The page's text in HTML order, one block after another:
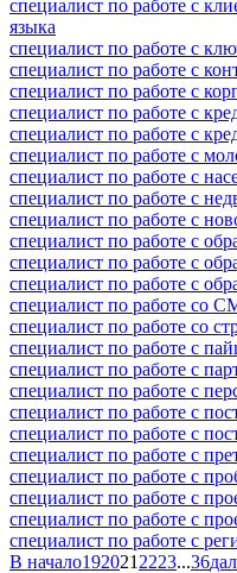
специалист по работе с
языка
специалист по работе с
специалист по работе с
специалист по работе с
специалист по работе с
специалист по работе с
специалист по работе с
специалист по работе с
специалист по работе с
специалист по работе с
специалист по работе с
специалист по работе с
специалист по работе с
специалист по работе со
специалист по работе со
специалист по работе с
специалист по работе с
специалист по работе с
специалист по работе с
специалист по работе с
специалист по работе с
специалист по работе с
специалист по работе с
специалист по работе с
специалист по работе с
В начало192021 2223...36